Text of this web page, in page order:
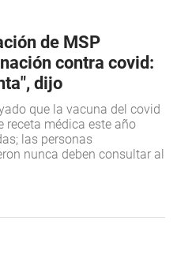
de MSP
contra covid:
dijo
que la vacuna del covid
receta médica este año
las personas
nunca deben consultar al